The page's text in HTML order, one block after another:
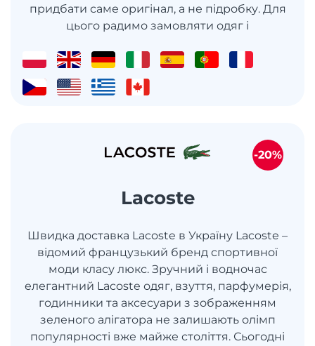
придбати саме оригінал, а не підробку. Для
цього радимо замовляти одяг і
Lacoste
Швидка доставка Lacoste в Україну Lacoste –
відомий французький бренд спортивної
моди класу люкс. Зручний і водночас
елегантний Lacoste одяг, взуття, парфумерія,
годинники та аксесуари з зображенням
зеленого алігатора не залишають олімп
популярності вже майже століття. Сьогодні
-20%